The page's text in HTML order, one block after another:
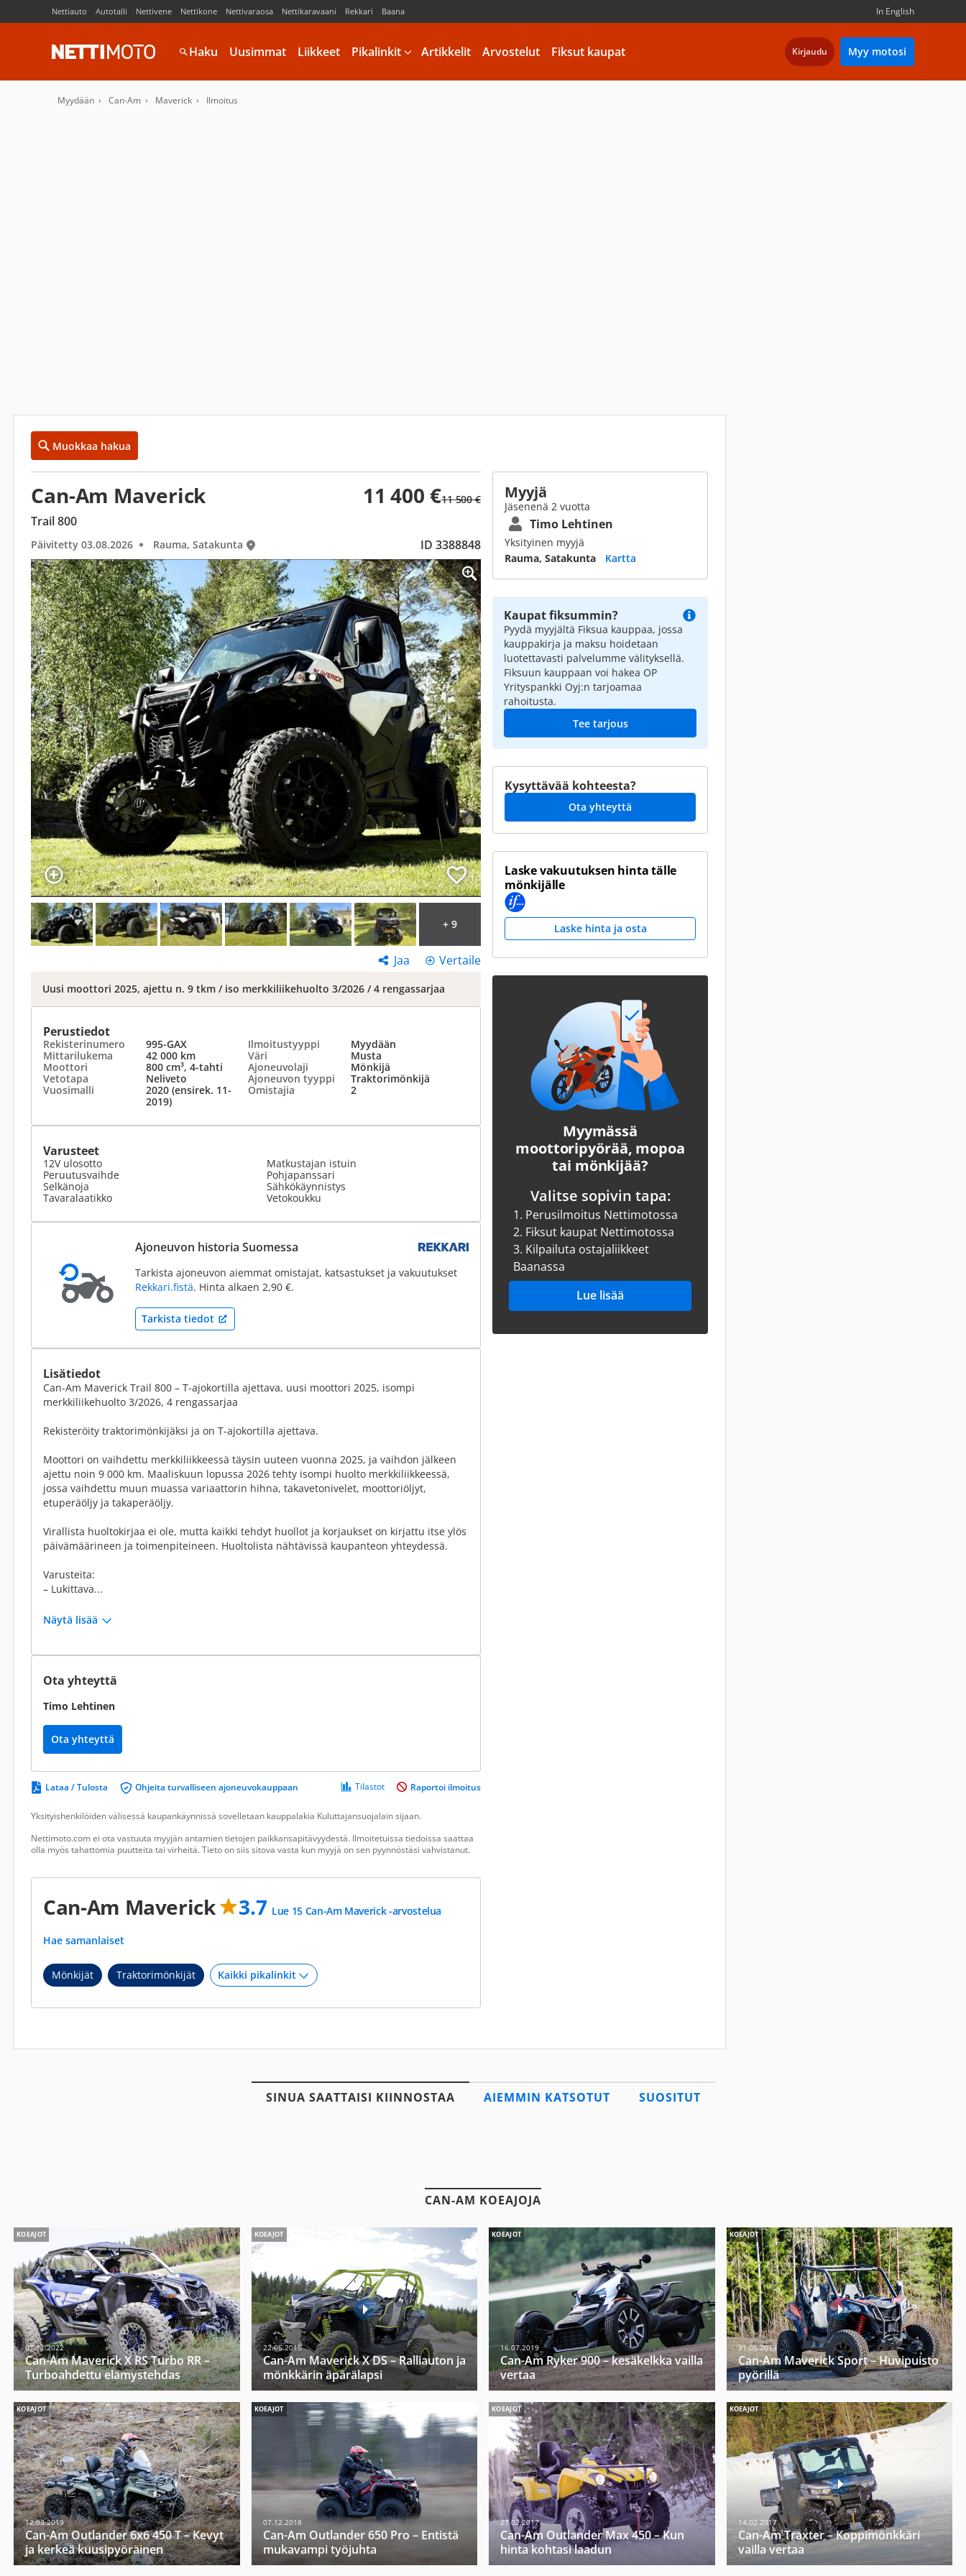
Nettiauto Autotalli Nettivene Nettikone Nettivaraosa Nettikaravaani Rekkari Baana In English
Haku Uusimmat Liikkeet Pikalinkit Artikkelit Arvostelut Fiksut kaupat Kirjaudu Myy motosi
Myydään Can-Am Maverick Ilmoitus
Muokkaa hakua
Can-Am Maverick 11 400 €11 500 €
Trail 800
Päivitetty 03.08.2026 Rauma, Satakunta ID 3388848
+ 9
Jaa Vertaile
Uusi moottori 2025, ajettu n. 9 tkm / iso merkkiliikehuolto 3/2026 / 4 rengassarjaa
Perustiedot
Rekisterinumero 995-GAX Ilmoitustyyppi
Myydään
Mittarilukema
42 000 km Väri
Musta
Moottori
800 cm³, 4-tahti Ajoneuvolaji
Mönkijä
Vetotapa
Neliveto Ajoneuvon tyyppi
Traktorimönkijä
Vuosimalli
2020 (ensirek. 11-
2019)
Omistajia 2
Varusteet
12V ulosotto
Peruutusvaihde
Selkänoja
Tavaralaatikko
Matkustajan istuin
Pohjapanssari
Sähkökäynnistys
Vetokoukku
Ajoneuvon historia Suomessa
Tarkista ajoneuvon aiemmat omistajat, katsastukset ja vakuutukset
Rekkari.fistä. Hinta alkaen 2,90 €.
Tarkista tiedot
Lisätiedot
Can-Am Maverick Trail 800 – T-ajokortilla ajettava, uusi moottori 2025, isompi
merkkiliikehuolto 3/2026, 4 rengassarjaa
Rekisteröity traktorimönkijäksi ja on T-ajokortilla ajettava.
Moottori on vaihdettu merkkiliikkeessä täysin uuteen vuonna 2025, ja vaihdon jälkeen
ajettu noin 9 000 km. Maaliskuun lopussa 2026 tehty isompi huolto merkkiliikkeessä,
jossa vaihdettu muun muassa variaattorin hihna, takavetonivelet, moottoriöljyt,
etuperäöljy ja takaperäöljy.
Virallista huoltokirjaa ei ole, mutta kaikki tehdyt huollot ja korjaukset on kirjattu itse ylös
päivämäärineen ja toimenpiteineen. Huoltolista nähtävissä kaupanteon yhteydessä.
Varusteita:
– Lukittava...
Näytä lisää
Ota yhteyttä
Timo Lehtinen
Ota yhteyttä
Lataa / Tulosta Ohjeita turvalliseen ajoneuvokauppaan Tilastot Raportoi ilmoitus
Yksityishenkilöiden välisessä kaupankäynnissä sovelletaan kauppalakia Kuluttajansuojalain sijaan.
Nettimoto.com ei ota vastuuta myyjän antamien tietojen paikkansapitävyydestä. Ilmoitetuissa tiedoissa saattaa
olla myös tahattomia puutteita tai virheitä. Tieto on siis sitova vasta kun myyjä on sen pyynnöstäsi vahvistanut.
Can-Am Maverick 3.7 Lue 15 Can-Am Maverick -arvostelua
Hae samanlaiset
Mönkijät Traktorimönkijät
Myyjä
Jäsenenä 2 vuotta
Timo Lehtinen
Yksityinen myyjä
Rauma, Satakunta
Kartta
Kaupat fiksummin?
Pyydä myyjältä Fiksua kauppaa, jossa
kauppakirja ja maksu hoidetaan
luotettavasti palvelumme välityksellä.
Fiksuun kauppaan voi hakea OP
Yrityspankki Oyj:n tarjoamaa
rahoitusta.
Tee tarjous
Kysyttävää kohteesta?
Ota yhteyttä
Laske vakuutuksen hinta tälle
mönkijälle
Laske hinta ja osta
Myymässä
moottoripyörää, mopoa
tai mönkijää?
Valitse sopivin tapa:
1. Perusilmoitus Nettimotossa
2. Fiksut kaupat Nettimotossa
3. Kilpailuta ostajaliikkeet
Baanassa
Lue lisää
SINUA SAATTAISI KIINNOSTAA AIEMMIN KATSOTUT SUOSITUT
CAN-AM KOEAJOJA
KOEAJOT
07.11.2022
Can-Am Maverick X RS Turbo RR –
Turboahdettu elämystehdas
KOEAJOT
22.06.2015
Can-Am Maverick X DS – Ralliauton ja
mönkkärin äpärälapsi
KOEAJOT
16.07.2019
Can-Am Ryker 900 – kesäkelkka vailla
vertaa
KOEAJOT
31.05.2019
Can-Am Maverick Sport – Huvipuisto
pyörillä
KOEAJOT
12.03.2019
Can-Am Outlander 6x6 450 T – Kevyt
ja kerkeä kuusipyöräinen
KOEAJOT
07.12.2018
Can-Am Outlander 650 Pro – Entistä
mukavampi työjuhta
KOEAJOT
27.02.2017
Can-Am Outlander Max 450 – Kun
hinta kohtasi laadun
KOEAJOT
14.02.2017
Can-Am Traxter – Koppimönkkäri
vailla vertaa